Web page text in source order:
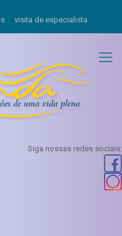
visita de especialista
Siga nossas redes sociais: